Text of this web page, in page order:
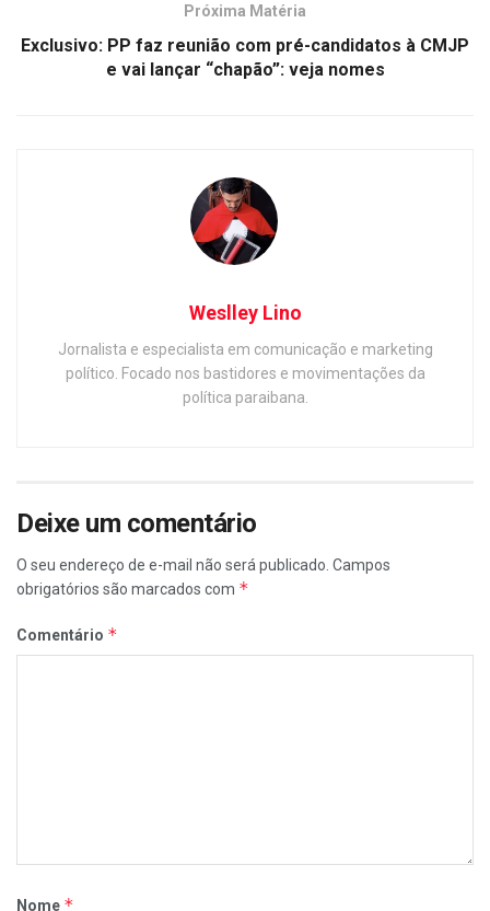
Próxima Matéria
Exclusivo: PP faz reunião com pré-candidatos à CMJP
e vai lançar “chapão”: veja nomes
Weslley Lino
Jornalista e especialista em comunicação e marketing
político. Focado nos bastidores e movimentações da
política paraibana.
Deixe um comentário
O seu endereço de e-mail não será publicado. Campos
obrigatórios são marcados com *
Comentário *
Nome *